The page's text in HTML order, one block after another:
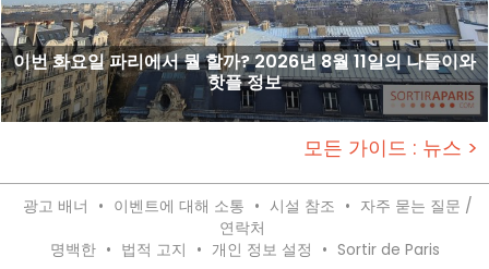
이번 화요일 파리에서 뭘 할까? 2026년 8월 11일의 나들이와
핫플 정보
모든 가이드 : 뉴스 >
광고 배너 • 이벤트에 대해 소통 • 시설 참조 • 자주 묻는 질문 /
연락처
명백한 • 법적 고지 • 개인 정보 설정 • Sortir de Paris